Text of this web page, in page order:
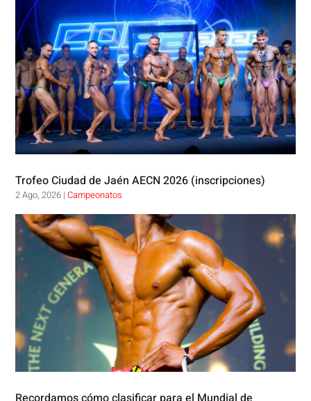
Trofeo Ciudad de Jaén AECN 2026 (inscripciones)
2 Ago, 2026 |Campeonatos